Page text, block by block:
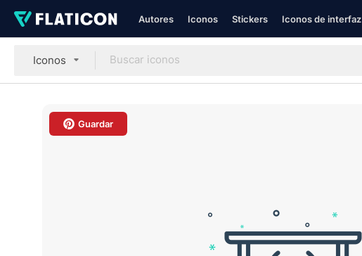
Autores Iconos Stickers Iconos de interfaz
Iconos
Guardar